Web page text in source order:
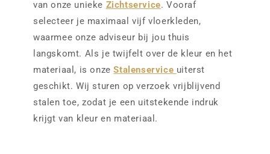
van onze unieke Zichtservice. Vooraf
selecteer je maximaal vijf vloerkleden,
waarmee onze adviseur bij jou thuis
langskomt. Als je twijfelt over de kleur en het
materiaal, is onzeStalenservice uiterst
geschikt. Wij sturen op verzoek vrijblijvend
stalen toe, zodat je een uitstekende indruk
krijgt van kleur en materiaal.